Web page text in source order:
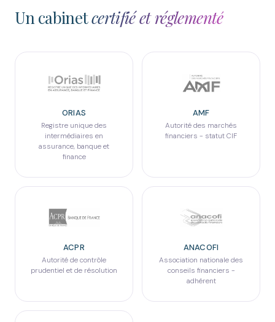
Un cabinetcertifié et réglementé
ORIAS
Registre unique des
intermédiaires en
assurance, banque et
finance
AMF
Autorité des marchés
financiers - statut CIF
ACPR
Autorité de contrôle
prudentiel et de résolution
ANACOFI
Association nationale des
conseils financiers -
adhérent